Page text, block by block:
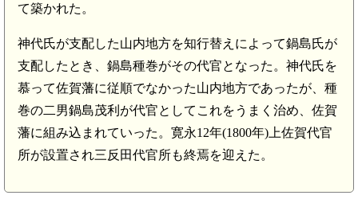
て築かれた。
神代氏が支配した山内地方を知行替えによって鍋島氏が
支配したとき、鍋島種巻がその代官となった。神代氏を
慕って佐賀藩に従順でなかった山内地方であったが、種
巻の二男鍋島茂利が代官としてこれをうまく治め、佐賀
藩に組み込まれていった。寛永12年(1800年)上佐賀代官
所が設置され三反田代官所も終焉を迎えた。